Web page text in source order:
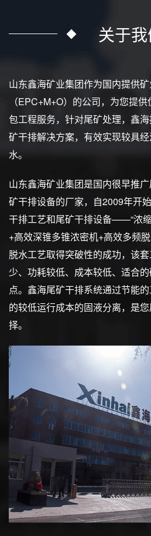
关于
山东鑫海矿业集团作为国内提供
（EPC+M+O）的公司，为您提
包工程服务，针对尾矿处理，鑫
矿干排解决方案，有效实现较具
水。
山东鑫海矿业集团是国内很早推
矿干排设备的厂家，自2009年开
干排工艺和尾矿干排设备——“浓
+高效深锥多锥浓密机+高效多频
脱水工艺取得突破性的成功，该
少、功耗较低、成本较低、适合
点。鑫海尾矿干排系统通过节能
的较低运行成本的固液分离，是
择。